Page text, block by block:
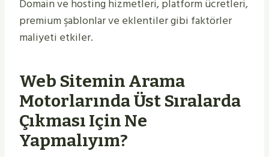
Domain ve hosting hizmetleri, platform ücretleri,
premium şablonlar ve eklentiler gibi faktörler
maliyeti etkiler.
Web Sitemin Arama
Motorlarında Üst Sıralarda
Çıkması Için Ne
Yapmalıyım?